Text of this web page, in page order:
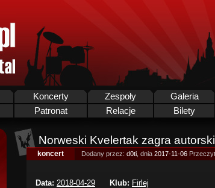
Koncerty Zespoły Galeria
Patronat Relacje Bilety
Norweski Kvelertak zagra
koncert Dodany przez: d0ti , dnia 2017-11-06
Data: 2018-04-29 Klub: Firlej